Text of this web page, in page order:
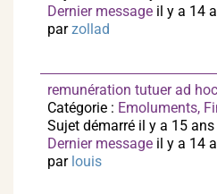
Dernier message il y a 14
parzollad
remunération tutuer ad hoc
Catégorie : Emoluments,
Sujet démarré il y a 15
Dernier message il y a 14
par louis